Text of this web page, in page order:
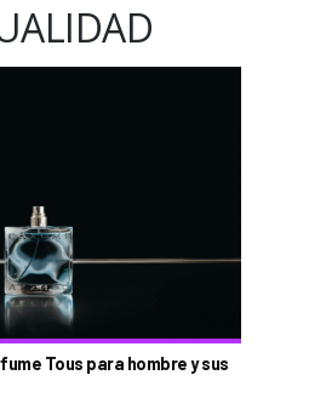
Tous para hombre y sus